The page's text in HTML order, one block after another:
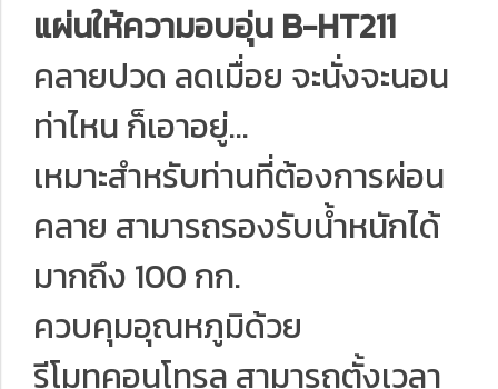
แผ่นให้ความอบอุ่น B-HT211
คลายปวด ลดเมื่อย จะนั่งจะนอน
ท่าไหน ก็เอาอยู่...
เหมาะสำหรับท่านที่ต้องการผ่อน
คลาย สามารถรองรับน้ำหนักได้
มากถึง 100 กก.
ควบคุมอุณหภูมิด้วย
รีโมทคอนโทรล สามารถตั้งเวลา